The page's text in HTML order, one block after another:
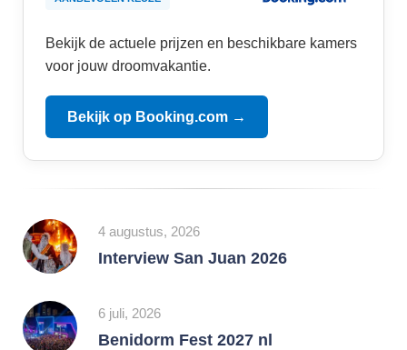
Bekijk de actuele prijzen en beschikbare kamers
voor jouw droomvakantie.
Bekijk op Booking.com →
4 augustus, 2026
Interview San Juan 2026
6 juli, 2026
Benidorm Fest 2027 nl